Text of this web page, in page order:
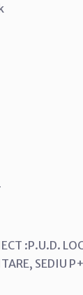
:P.U.D.
SEDIU